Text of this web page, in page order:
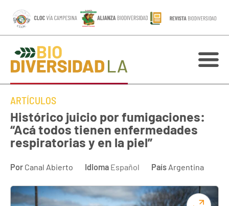
ARTÍCULOS
Histórico juicio por fumigaciones:
“Acá todos tienen enfermedades
respiratorias y en la piel”
Por Canal Abierto Idioma Español País Argentina